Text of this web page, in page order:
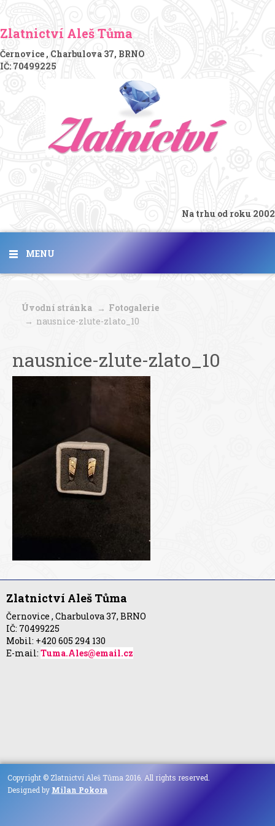
Zlatnictví Aleš Tůma
Černovice , Charbulova 37, BRNO
IČ: 70499225
Na trhu od roku 2002
MENU
Úvodní stránka
Fotogalerie
nausnice-zlute-zlato_10
nausnice-zlute-zlato_10
Zlatnictví Aleš Tůma
Černovice , Charbulova 37, BRNO
IČ: 70499225
Mobil: +420 605 294 130
E-mail: Tuma.Ales@email.cz
Copyright © Zlatnictví Aleš Tůma 2016. All rights reserved.
Designed by Milan Pokora